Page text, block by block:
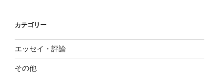
ン
カテゴリー
エッセイ・評論
その他